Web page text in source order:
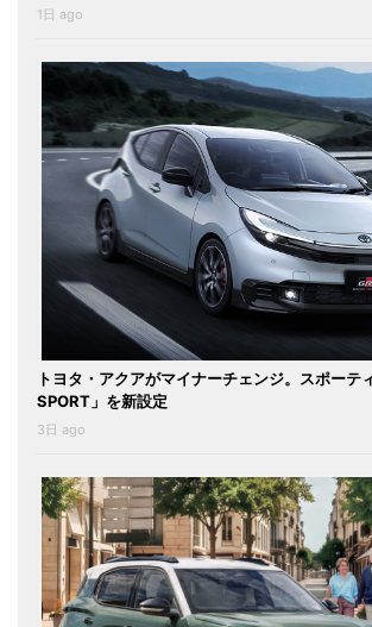
1日 ago
トヨタ・アクアがマイナーチェンジ。スポーテ
SPORT」を新設定
3日 ago